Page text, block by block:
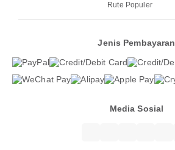
Rute Populer
Jenis Pembayaran
Media Sosial